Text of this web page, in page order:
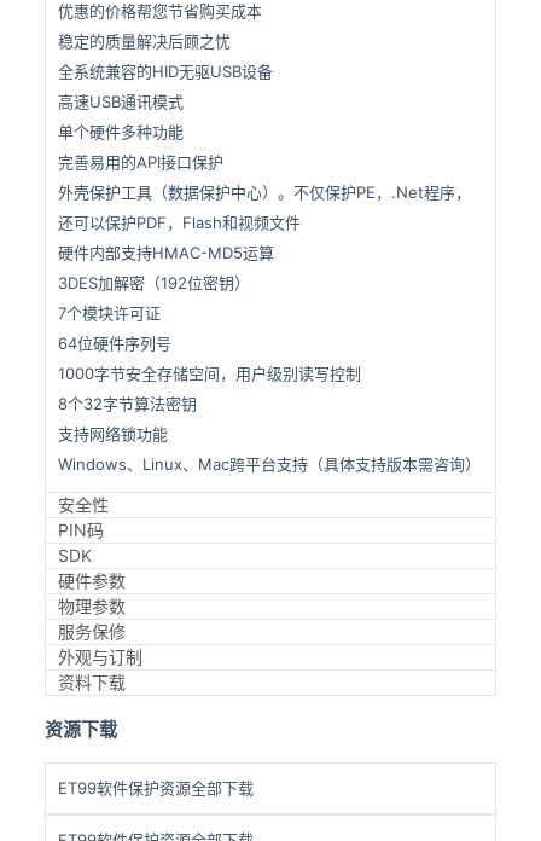
优惠的价格帮您节省购买成本
稳定的质量解决后顾之忧
全系统兼容的HID无驱USB设备
高速USB通讯模式
单个硬件多种功能
完善易用的API接口保护
外壳保护工具（数据保护中心）。不仅保护PE，.Net程序，
还可以保护PDF，Flash和视频文件
硬件内部支持HMAC-MD5运算
3DES加解密（192位密钥）
7个模块许可证
64位硬件序列号
1000字节安全存储空间，用户级别读写控制
8个32字节算法密钥
支持网络锁功能
Windows、Linux、Mac跨平台支持（具体支持版本需咨询）
安全性
PIN码
SDK
硬件参数
物理参数
服务保修
外观与订制
资料下载
资源下载
ET99软件保护资源全部下载